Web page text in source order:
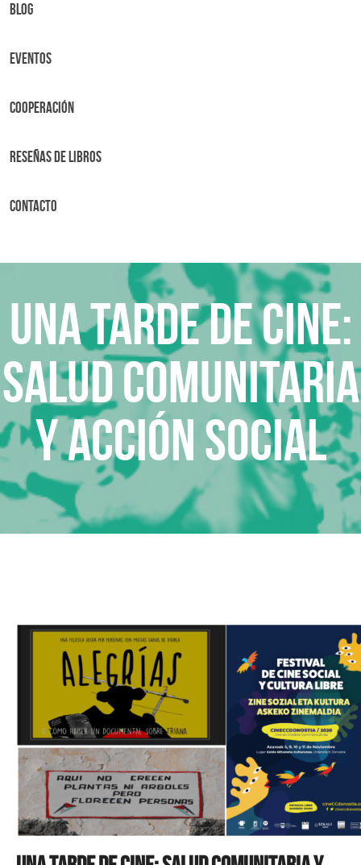
BLOG
Eventos
Cooperación
Reseñas de libros
Contacto
Una tarde de cine:
Salud Comunitaria
y Acción social